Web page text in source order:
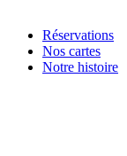
Réservations
Nos cartes
Notre histoire